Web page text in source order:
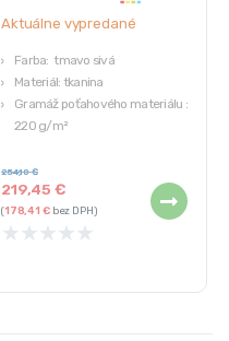
Aktuálne vypredané
Farba: tmavo sivá
Materiál: tkanina
Gramáž poťahového materiálu :
220 g/m²
Obsah setu : kreslo,
podnožka, vankúš ZDARMA
219,45€
254,10€
(178,41 €bez DPH)
★ ★ ★ ★ ★